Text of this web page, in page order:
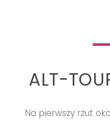
ALT-
Na pierwszy rzut